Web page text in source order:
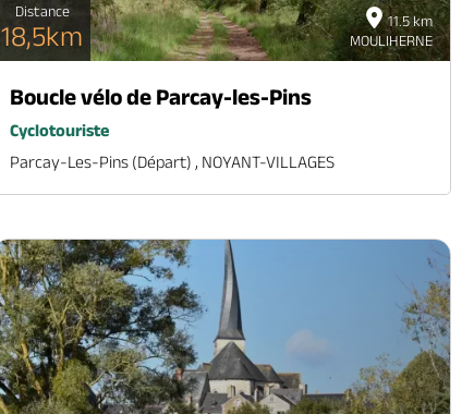
11.5 km
MOULIHERNE
Distance
18,5km
Boucle vélo de Parcay-les-Pins
Cyclotouriste
Parcay-Les-Pins (départ) , NOYANT-VILLAGES